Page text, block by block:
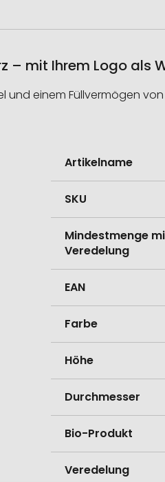
– mit Ihrem Logo als
und einem Füllvermögen
Informationen
Artikelname
SKU
Mindestmenge
Veredelung
EAN
Farbe
Höhe
Durchmesser
Bio-Produkt
Veredelung